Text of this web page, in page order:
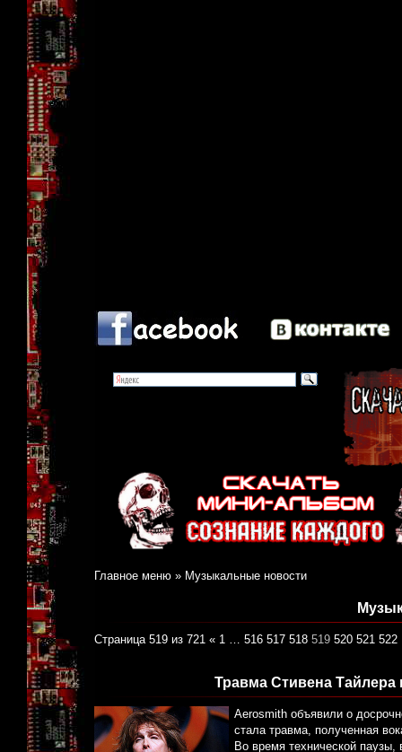
Главное меню » Музыкальные новости
Страница 519 из 721 « 1 … 516 517 518 519 520 521 522
Травма Стивена
Aerosmith объявили о
стала травма, полученная
Во время технической